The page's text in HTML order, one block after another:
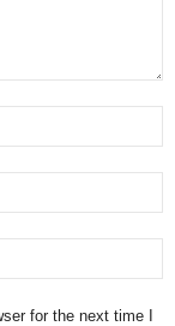
for the next time I